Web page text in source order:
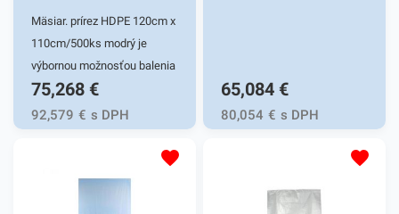
Mäsiar. prírez HDPE 120cm x
110cm/500ks modrý je
výbornou možnosťou balenia
mäsových a iných
potravinových výrobkov.
Svoje praktické využitie
mäsiarniach, ako aj vo vašej
75,268 €
92,579 € s DPH
65,084 €
80,054 € s DPH